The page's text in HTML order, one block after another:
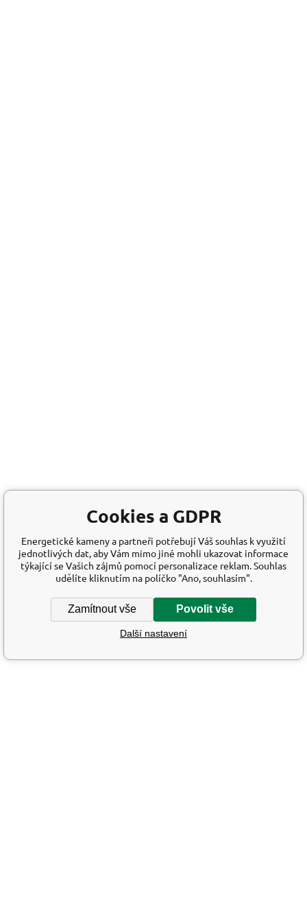
Cookies a GDPR
Energetické kameny a partneři potřebují Váš souhlas k využití
jednotlivých dat, aby Vám mimo jiné mohli ukazovat informace
týkající se Vašich zájmů pomocí personalizace reklam. Souhlas
udělíte kliknutím na políčko "Ano, souhlasím".
Zamítnout vše Povolit vše
Další nastavení